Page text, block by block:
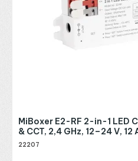
MiBoxer E2-RF 2-in-1
& CCT, 2,4 GHz, 12–24 V, 12
22207